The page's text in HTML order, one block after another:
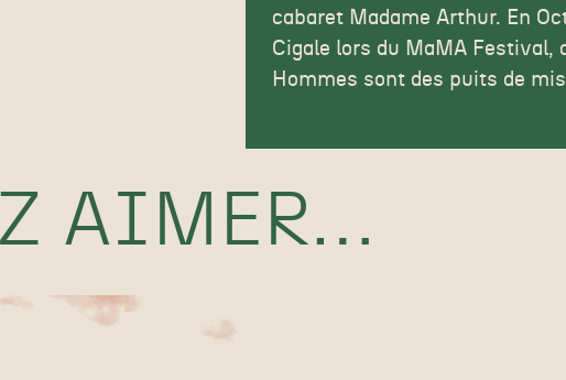
cabaret Madame Arthur. En
Cigale lors du MaMA Festival,
Hommes sont des puits de
AIMER…